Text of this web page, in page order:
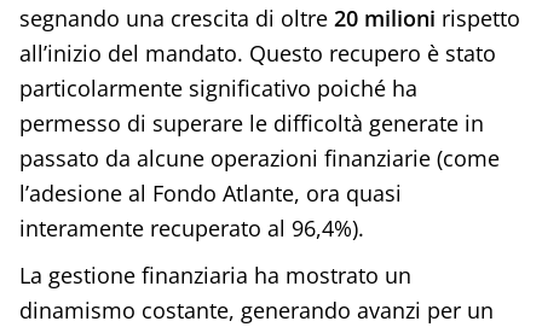
segnando una crescita di oltre 20 milioni rispetto
all’inizio del mandato. Questo recupero è stato
particolarmente significativo poiché ha
permesso di superare le difficoltà generate in
passato da alcune operazioni finanziarie (come
l’adesione al Fondo Atlante, ora quasi
interamente recuperato al 96,4%).
La gestione finanziaria ha mostrato un
dinamismo costante, generando avanzi per un